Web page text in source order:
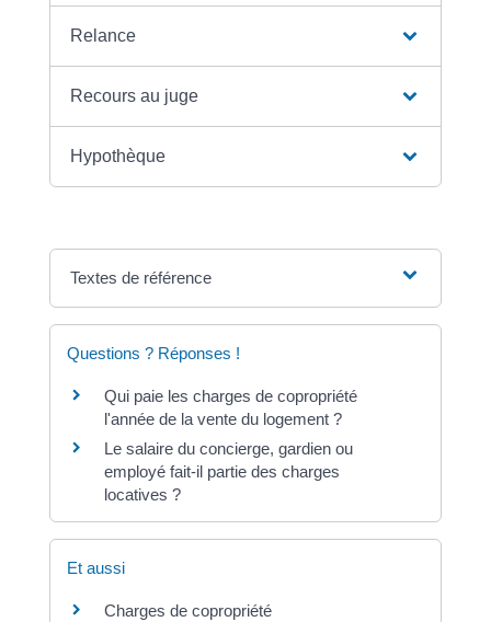
Relance
Recours au juge
Hypothèque
Textes de référence
Questions ? Réponses !
Qui paie les charges de copropriété
l'année de la vente du logement ?
Le salaire du concierge, gardien ou
employé fait-il partie des charges
locatives ?
Et aussi
Charges de copropriété